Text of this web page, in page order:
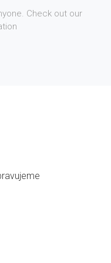
Check out our